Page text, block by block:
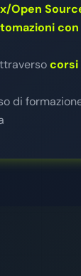
Open
corsi
di